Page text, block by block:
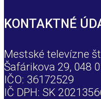
KONTAKTNÉ
Mestské televízne
Šafárikova 29, 048
IČO: 36172529
IČ DPH: SK